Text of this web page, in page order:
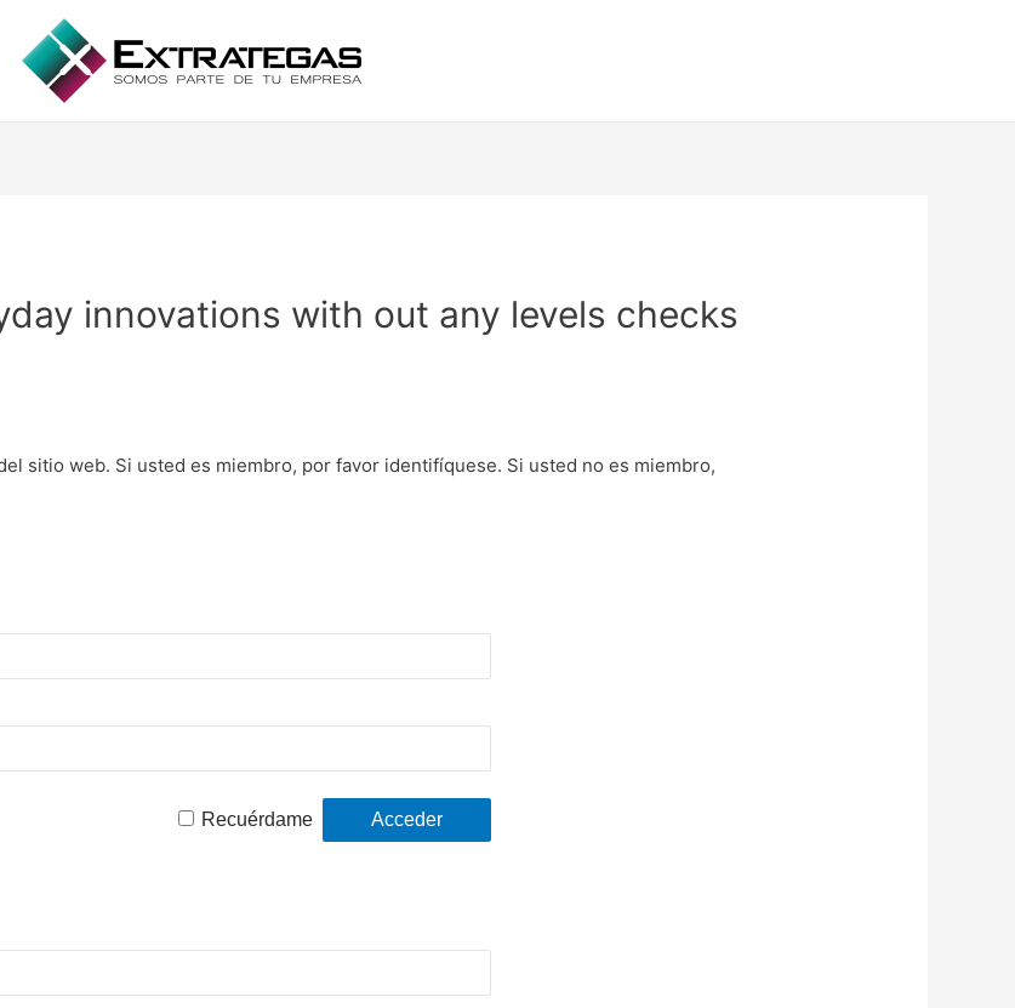
innovations with out any levels checks
sitio web. Si usted es miembro, por favor identifíquese. Si usted no es miembro,
Recuérdame